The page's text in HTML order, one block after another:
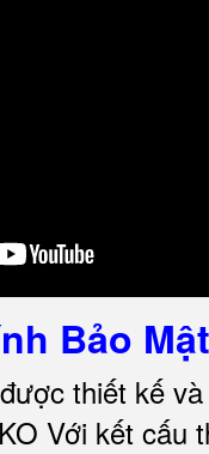
Bảo
được thiết kế
Với kết cấu